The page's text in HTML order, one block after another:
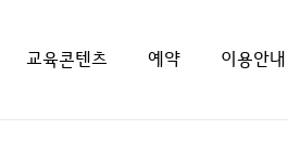
교육콘텐츠 예약 이용안내